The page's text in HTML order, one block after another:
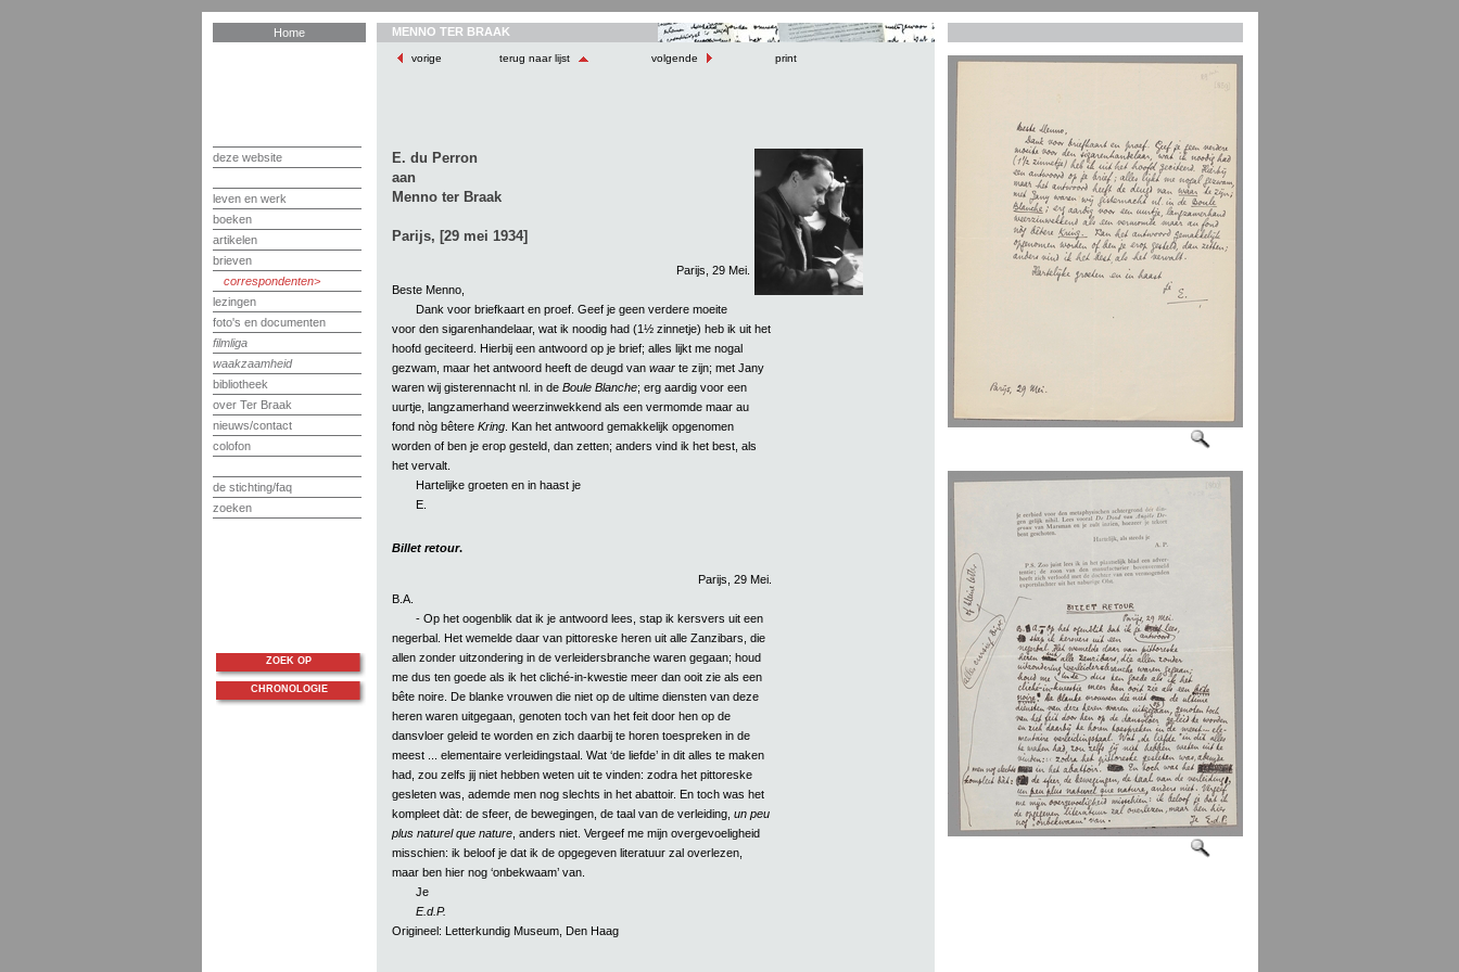
Home
deze website
leven en werk
boeken
artikelen
brieven
correspondenten
lezingen
foto's en documenten
filmliga
waakzaamheid
bibliotheek
over Ter Braak
nieuws/contact
colofon
de stichting/faq
zoeken
MENNO TER BRAAK
vorige terug naar lijst volgende print
E. du Perron
aan
Menno ter Braak
Parijs, [29 mei 1934]
Parijs, 29 Mei.
Beste Menno,
Dank voor briefkaart en proef. Geef je geen verdere moeite
voor den sigarenhandelaar, wat ik noodig had (1½ zinnetje) heb ik uit het
hoofd geciteerd. Hierbij een antwoord op je brief; alles lijkt me nogal
gezwam, maar het antwoord heeft de deugd van waarte zijn; met Jany
waren wij gisterennacht nl. in de Boule Blanche; erg aardig voor een
uurtje, langzamerhand weerzinwekkend als een vermomde maar au
fond nòg bêtere Kring. Kan het antwoord gemakkelijk opgenomen
worden of ben je erop gesteld, dan zetten; anders vind ik het best, als
het vervalt.
Hartelijke groeten en in haast je
E.
Billet retour.
Parijs, 29 Mei.
B.A.
- Op het oogenblik dat ik je antwoord lees, stap ik kersvers uit een
negerbal. Het wemelde daar van pittoreske heren uit alle Zanzibars, die
allen zonder uitzondering in de verleidersbranche waren gegaan; houd
me dus ten goede als ik het cliché-in-kwestie meer dan ooit zie als een
bête noire. De blanke vrouwen die niet op de ultime diensten van deze
heren waren uitgegaan, genoten toch van het feit door hen op de
dansvloer geleid te worden en zich daarbij te horen toespreken in de
meest ... elementaire verleidingstaal. Wat ‘de liefde’ in dit alles te maken
had, zou zelfs jij niet hebben weten uit te vinden: zodra het pittoreske
gesleten was, ademde men nog slechts in het abattoir. En toch was het
kompleet dàt: de sfeer, de bewegingen, de taal van de verleiding, un peu
plus naturel que nature, anders niet. Vergeef me mijn overgevoeligheid
misschien: ik beloof je dat ik de opgegeven literatuur zal overlezen,
maar ben hier nog ‘onbekwaam’ van.
Je
E.d.P.
Origineel: Letterkundig Museum, Den Haag
ZOEK OP
CHRONOLOGIE